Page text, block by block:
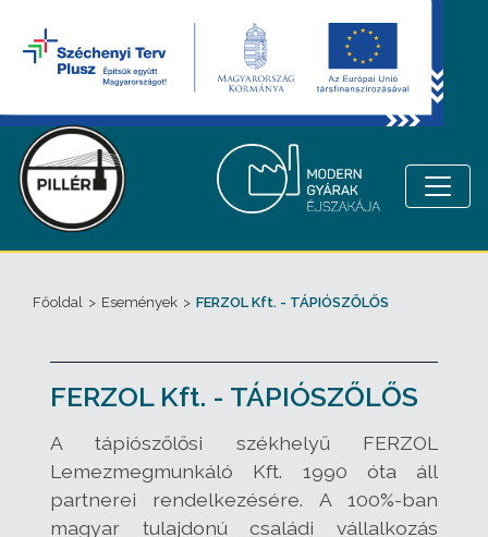
Főoldal > Események > FERZOL Kft. - TÁPIÓSZŐLŐS
FERZOL Kft. - TÁPIÓSZŐLŐS
A tápiószőlősi székhelyű FERZOL
Lemezmegmunkáló Kft. 1990 óta áll
partnerei rendelkezésére. A 100%-ban
magyar tulajdonú családi vállalkozás